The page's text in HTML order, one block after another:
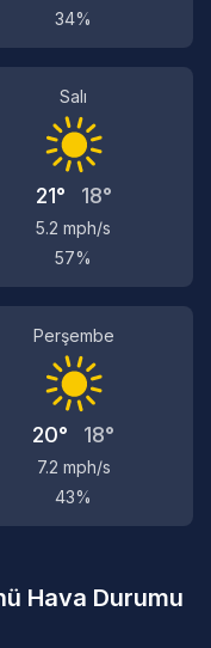
34%
Salı
21° 18°
5.2 mph/s
57%
Perşembe
20° 18°
7.2 mph/s
43%
Hava Durumu